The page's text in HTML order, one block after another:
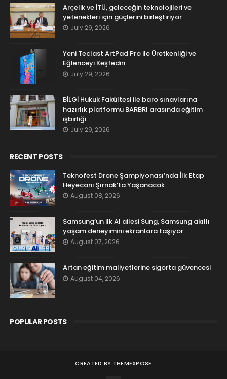
Arçelik ve İTÜ, geleceğin teknolojileri ve
yetenekleri için güçlerini birleştiriyor
July 29, 2026
Yeni Teclast ArtPad Pro ile Üretkenliği ve
Eğlenceyi Keşfedin
July 29, 2026
BİLGİ Hukuk Fakültesi ile baro sınavlarına
hazırlık platformu BARBRI arasında eğitim
işbirliği
July 29, 2026
RECENT POSTS
Teknofest Drone Şampiyonası’nda İlk Etap
Heyecanı Şırnak’ta Yaşanacak
August 08, 2026
Samsung’un ilk AI ailesi Sung, Samsung akıllı
yaşam deneyimini ekranlara taşıyor
August 07, 2026
Artan eğitim maliyetlerine sigorta güvencesi
August 04, 2026
POPULAR POSTS
CREATED BY THEMEXPOSE